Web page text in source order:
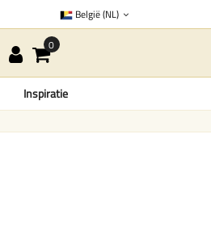
België (NL)
Inspiratie